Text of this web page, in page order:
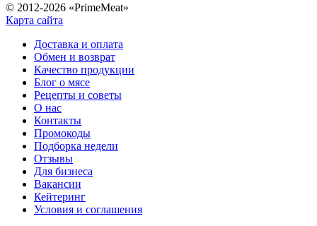
© 2012-2026 «PrimeMeat»
Карта сайта
Доставка и оплата
Обмен и возврат
Качество продукции
Блог о мясе
Рецепты и советы
О нас
Контакты
Промокоды
Подборка недели
Отзывы
Для бизнеса
Вакансии
Кейтеринг
Условия и соглашения